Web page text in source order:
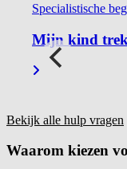
Specialistische
Mijn kind
Bekijk alle hulp vragen
Waarom kiezen